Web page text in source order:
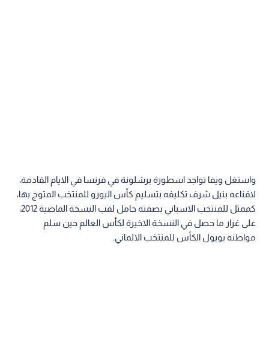
واستغل ويفا تواجد اسطورة برشلونة في فرنسا في الايام القادمة،
لاقناعه بنيل شرف تكليفه بتسليم كأس اليورو للمنتخب المتوج بها،
كممثل للمنتخب الاسباني بصفته حامل لقب النسخة الماضية 2012،
على غرار ما حصل في النسخة الاخيرة لكأس العالم حين سلم
مواطنه بويول الكأس للمنتخب الالماني.